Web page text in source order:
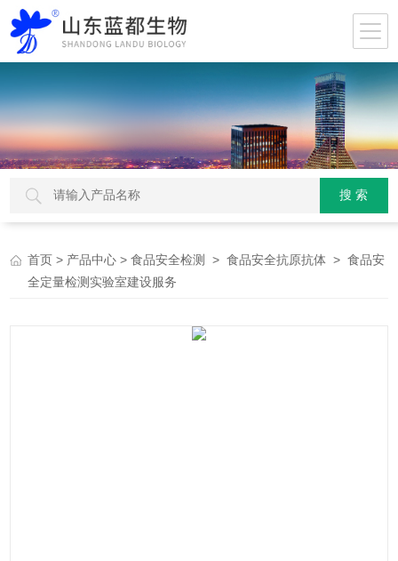
首页 > 产品中心 >食品安全检测 >食品安全抗原抗体 > 食品安
全定量检测实验室建设服务